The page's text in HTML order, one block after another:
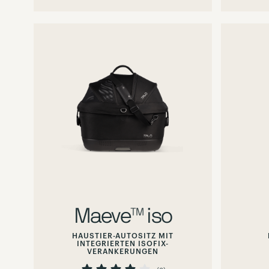
Maeve™ iso
HAUSTIER-AUTOSITZ MIT
INTEGRIERTEN ISOFIX-
VERANKERUNGEN
Bewertung: 80%